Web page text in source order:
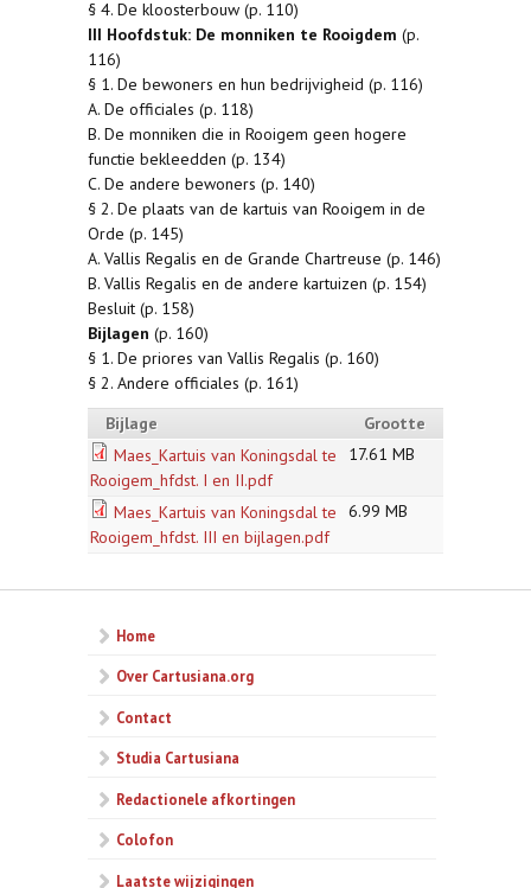
§ 4. De kloosterbouw (p. 110)
III Hoofdstuk: De monniken te Rooigdem (p.
116)
§ 1. De bewoners en hun bedrijvigheid (p. 116)
A. De officiales (p. 118)
B. De monniken die in Rooigem geen hogere
functie bekleedden (p. 134)
C. De andere bewoners (p. 140)
§ 2. De plaats van de kartuis van Rooigem in de
Orde (p. 145)
A. Vallis Regalis en de Grande Chartreuse (p. 146)
B. Vallis Regalis en de andere kartuizen (p. 154)
Besluit (p. 158)
Bijlagen (p. 160)
§ 1. De priores van Vallis Regalis (p. 160)
§ 2. Andere officiales (p. 161)
Bijlage
Grootte
Maes_Kartuis van Koningsdal te
Rooigem_hfdst. I en II.pdf
17.61 MB
Maes_Kartuis van Koningsdal te
Rooigem_hfdst. III en bijlagen.pdf
6.99 MB
Home
Over Cartusiana.org
Contact
Studia Cartusiana
Redactionele afkortingen
Colofon
Laatste wijzigingen